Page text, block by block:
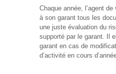
Chaque année, l’agent
à son garant tous les
une juste évaluation du
supporté par le garant. Il
garant en cas de
d’activité en cours